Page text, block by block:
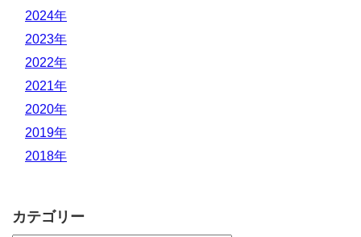
2024年
2023年
2022年
2021年
2020年
2019年
2018年
カテゴリー